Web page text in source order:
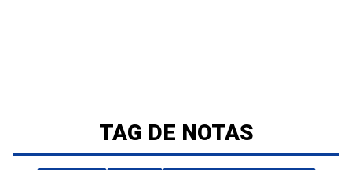
TAG DE NOTAS